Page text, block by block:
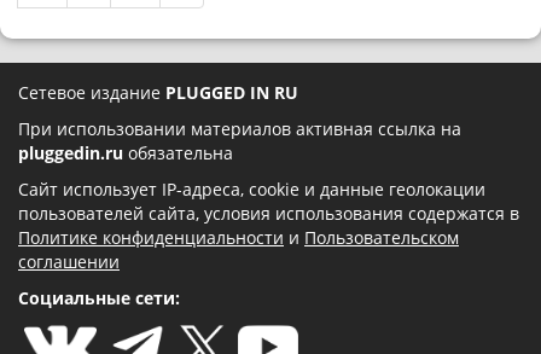
Сетевое издание PLUGGED IN RU
При использовании материалов активная ссылка на
pluggedin.ru обязательна
Сайт использует IP-адреса, cookie и данные геолокации
пользователей сайта, условия использования содержатся в
Политике конфиденциальности и Пользовательском
соглашении
Социальные сети: